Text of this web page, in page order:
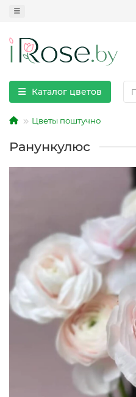
Каталог цветов
Цветы поштучно
Ранункулюс